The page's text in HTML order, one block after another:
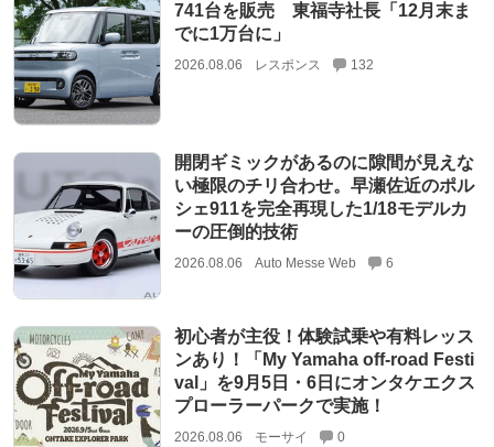
741台を販売 東福寺社長「12月末ま
でに1万台に」
2026.08.06 レスポンス 132
開閉ギミックがあるのに隙間が見えな
い極限のチリ合わせ。早瀬佐近のポル
シェ911を完全再現した1/18モデルカ
ーの圧倒的技術
2026.08.06 Auto Messe Web 6
初心者が主役！体験試乗や有料レッス
ンあり！「My Yamaha off-road Festi
val」を9月5日・6日にオンタケエクス
プローラーパークで実施！
2026.08.06 モーサイ 0